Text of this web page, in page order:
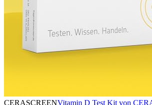
CERASCREENVitamin D Test Kit von